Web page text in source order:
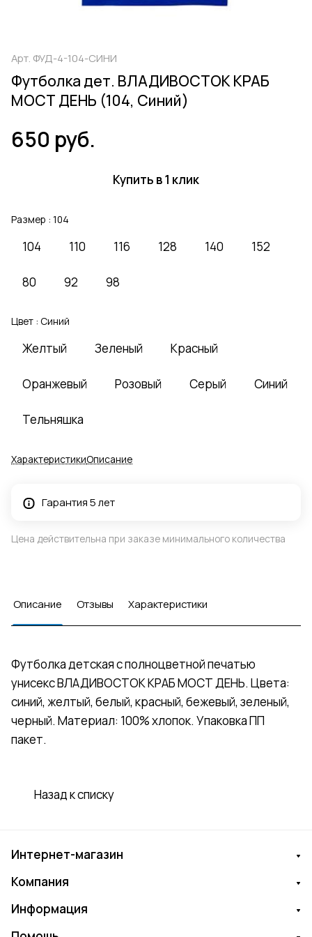
Арт. ФУД-4-104-СИНИ
Футболка дет. ВЛАДИВОСТОК КРАБ
МОСТ ДЕНЬ (104, Синий)
650 руб.
Купить в 1 клик
Размер : 104
104 110 116 128 140 152
80 92 98
Цвет : Синий
Желтый Зеленый Красный
Оранжевый Розовый Серый Синий
Тельняшка
ХарактеристикиОписание
Гарантия 5 лет
Цена действительна при заказе минимального количества
Описание Отзывы Характеристики
Футболка детская с полноцветной печатью
унисекс ВЛАДИВОСТОК КРАБ МОСТ ДЕНЬ. Цвета:
синий, желтый, белый, красный, бежевый, зеленый,
черный. Материал: 100% хлопок. Упаковка ПП
пакет.
Назад к списку
Интернет-магазин
Компания
Информация